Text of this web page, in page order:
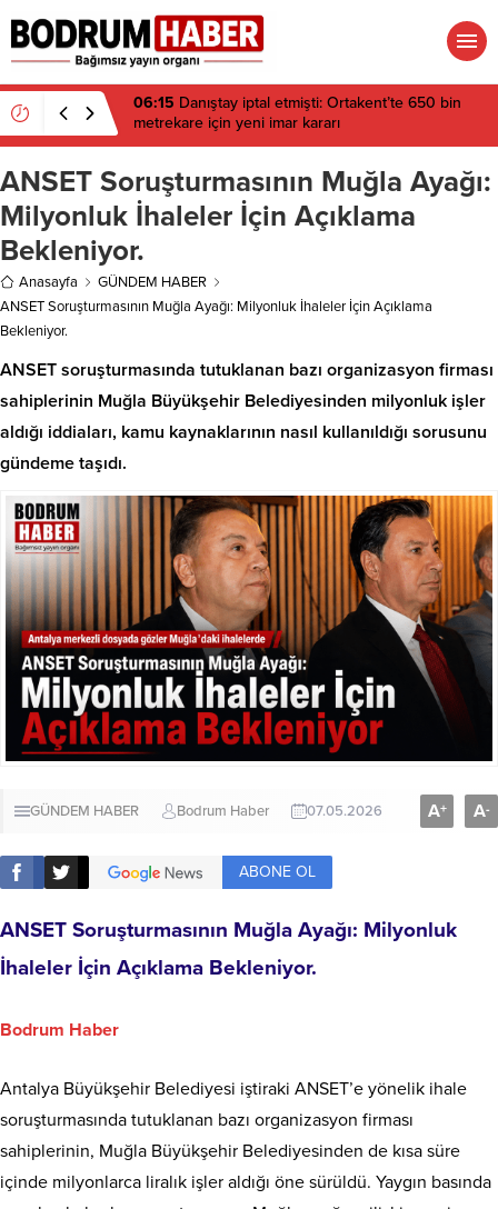
06:15 Danıştay iptal etmişti: Ortakent’te 650 bin
metrekare için yeni imar kararı
ANSET Soruşturmasının Muğla Ayağı:
Milyonluk İhaleler İçin Açıklama
Bekleniyor.
Anasayfa
GÜNDEM HABER
ANSET Soruşturmasının Muğla Ayağı: Milyonluk İhaleler İçin Açıklama
Bekleniyor.
ANSET soruşturmasında tutuklanan bazı organizasyon firması
sahiplerinin Muğla Büyükşehir Belediyesinden milyonluk işler
aldığı iddiaları, kamu kaynaklarının nasıl kullanıldığı sorusunu
gündeme taşıdı.
GÜNDEM HABER Bodrum Haber 07.05.2026 A+ A-
ABONE OL
ANSET Soruşturmasının Muğla Ayağı: Milyonluk
İhaleler İçin Açıklama Bekleniyor.
Bodrum Haber
Antalya Büyükşehir Belediyesi iştiraki ANSET’e yönelik ihale
soruşturmasında tutuklanan bazı organizasyon firması
sahiplerinin, Muğla Büyükşehir Belediyesinden de kısa süre
içinde milyonlarca liralık işler aldığı öne sürüldü. Yaygın basında